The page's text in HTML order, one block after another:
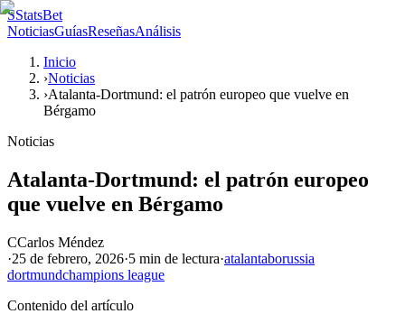
SStatsBet
NoticiasGuíasReseñasAnálisis
Inicio
›Noticias
›Atalanta-Dortmund: el patrón europeo que vuelve en
Bérgamo
Noticias
Atalanta-Dortmund: el patrón europeo
que vuelve en Bérgamo
CCarlos Méndez
·25 de febrero, 2026·5 min de lectura·atalantaborussia
dortmundchampions league
Contenido del artículo